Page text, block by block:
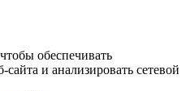
обеспечивать
и анализировать сетевой